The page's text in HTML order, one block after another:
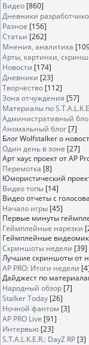
Видео [860]
Дневники
Разное [156]
Статьи [262]
Мнения, аналитика
Арты, картинки,
Новости [174]
Дневники [23]
Творчество [112]
Зона отчуждения [57]
Материалы по
Административный
Аномальный блог [7]
Блог Wolfstalker о
Один день в зоне [27]
Арт хаус проект от AP
Перемотка [8]
Юмористический
Видео топы [14]
Видео отчеты с
Начало игры [45]
Первые минуты
Геймплейные нарезки
Геймплейные
Скриншоты недели [39]
Лучшие скриншоты от
AP PRO: Итоги недели [4]
Дайджест по
Народный обзор [7]
Stalker Today [26]
Ночной фантом [3]
AP PRO Live [91]
Интервью [23]
S.T.A.L.K.E.R.: DayZ RP [3]